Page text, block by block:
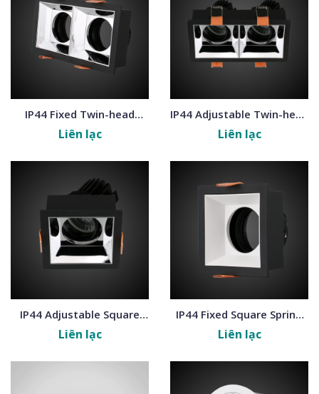
IP44 Fixed Twin-head
Spring Frames
Liên lạc
IP44 Adjustable Twin-head
Spring Frames
Liên lạc
IP44 Adjustable Square
Spring Frames
Liên lạc
IP44 Fixed Square Spring
Frames
Liên lạc